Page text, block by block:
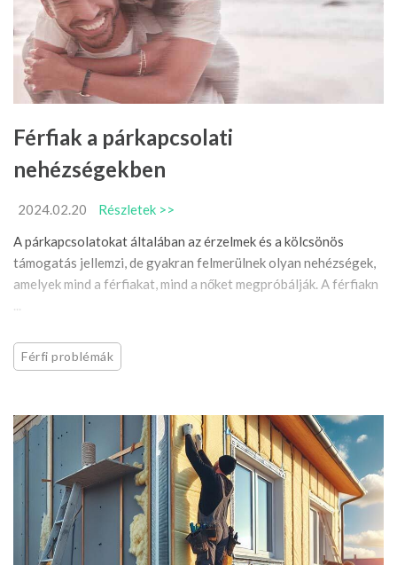
Férfiak a párkapcsolati
nehézségekben
2024.02.20
Részletek >>
A párkapcsolatokat általában az érzelmek és a kölcsönös
támogatás jellemzi, de gyakran felmerülnek olyan nehézségek,
amelyek mind a férfiakat, mind a nőket megpróbálják. A férfiakn
...
Férfi problémák